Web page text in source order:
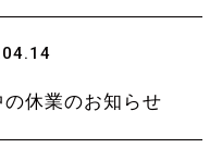
休業のお知らせ